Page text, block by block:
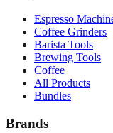
Espresso
Coffee Grinders
Barista Tools
Brewing Tools
Coffee
All Products
Bundles
Brands